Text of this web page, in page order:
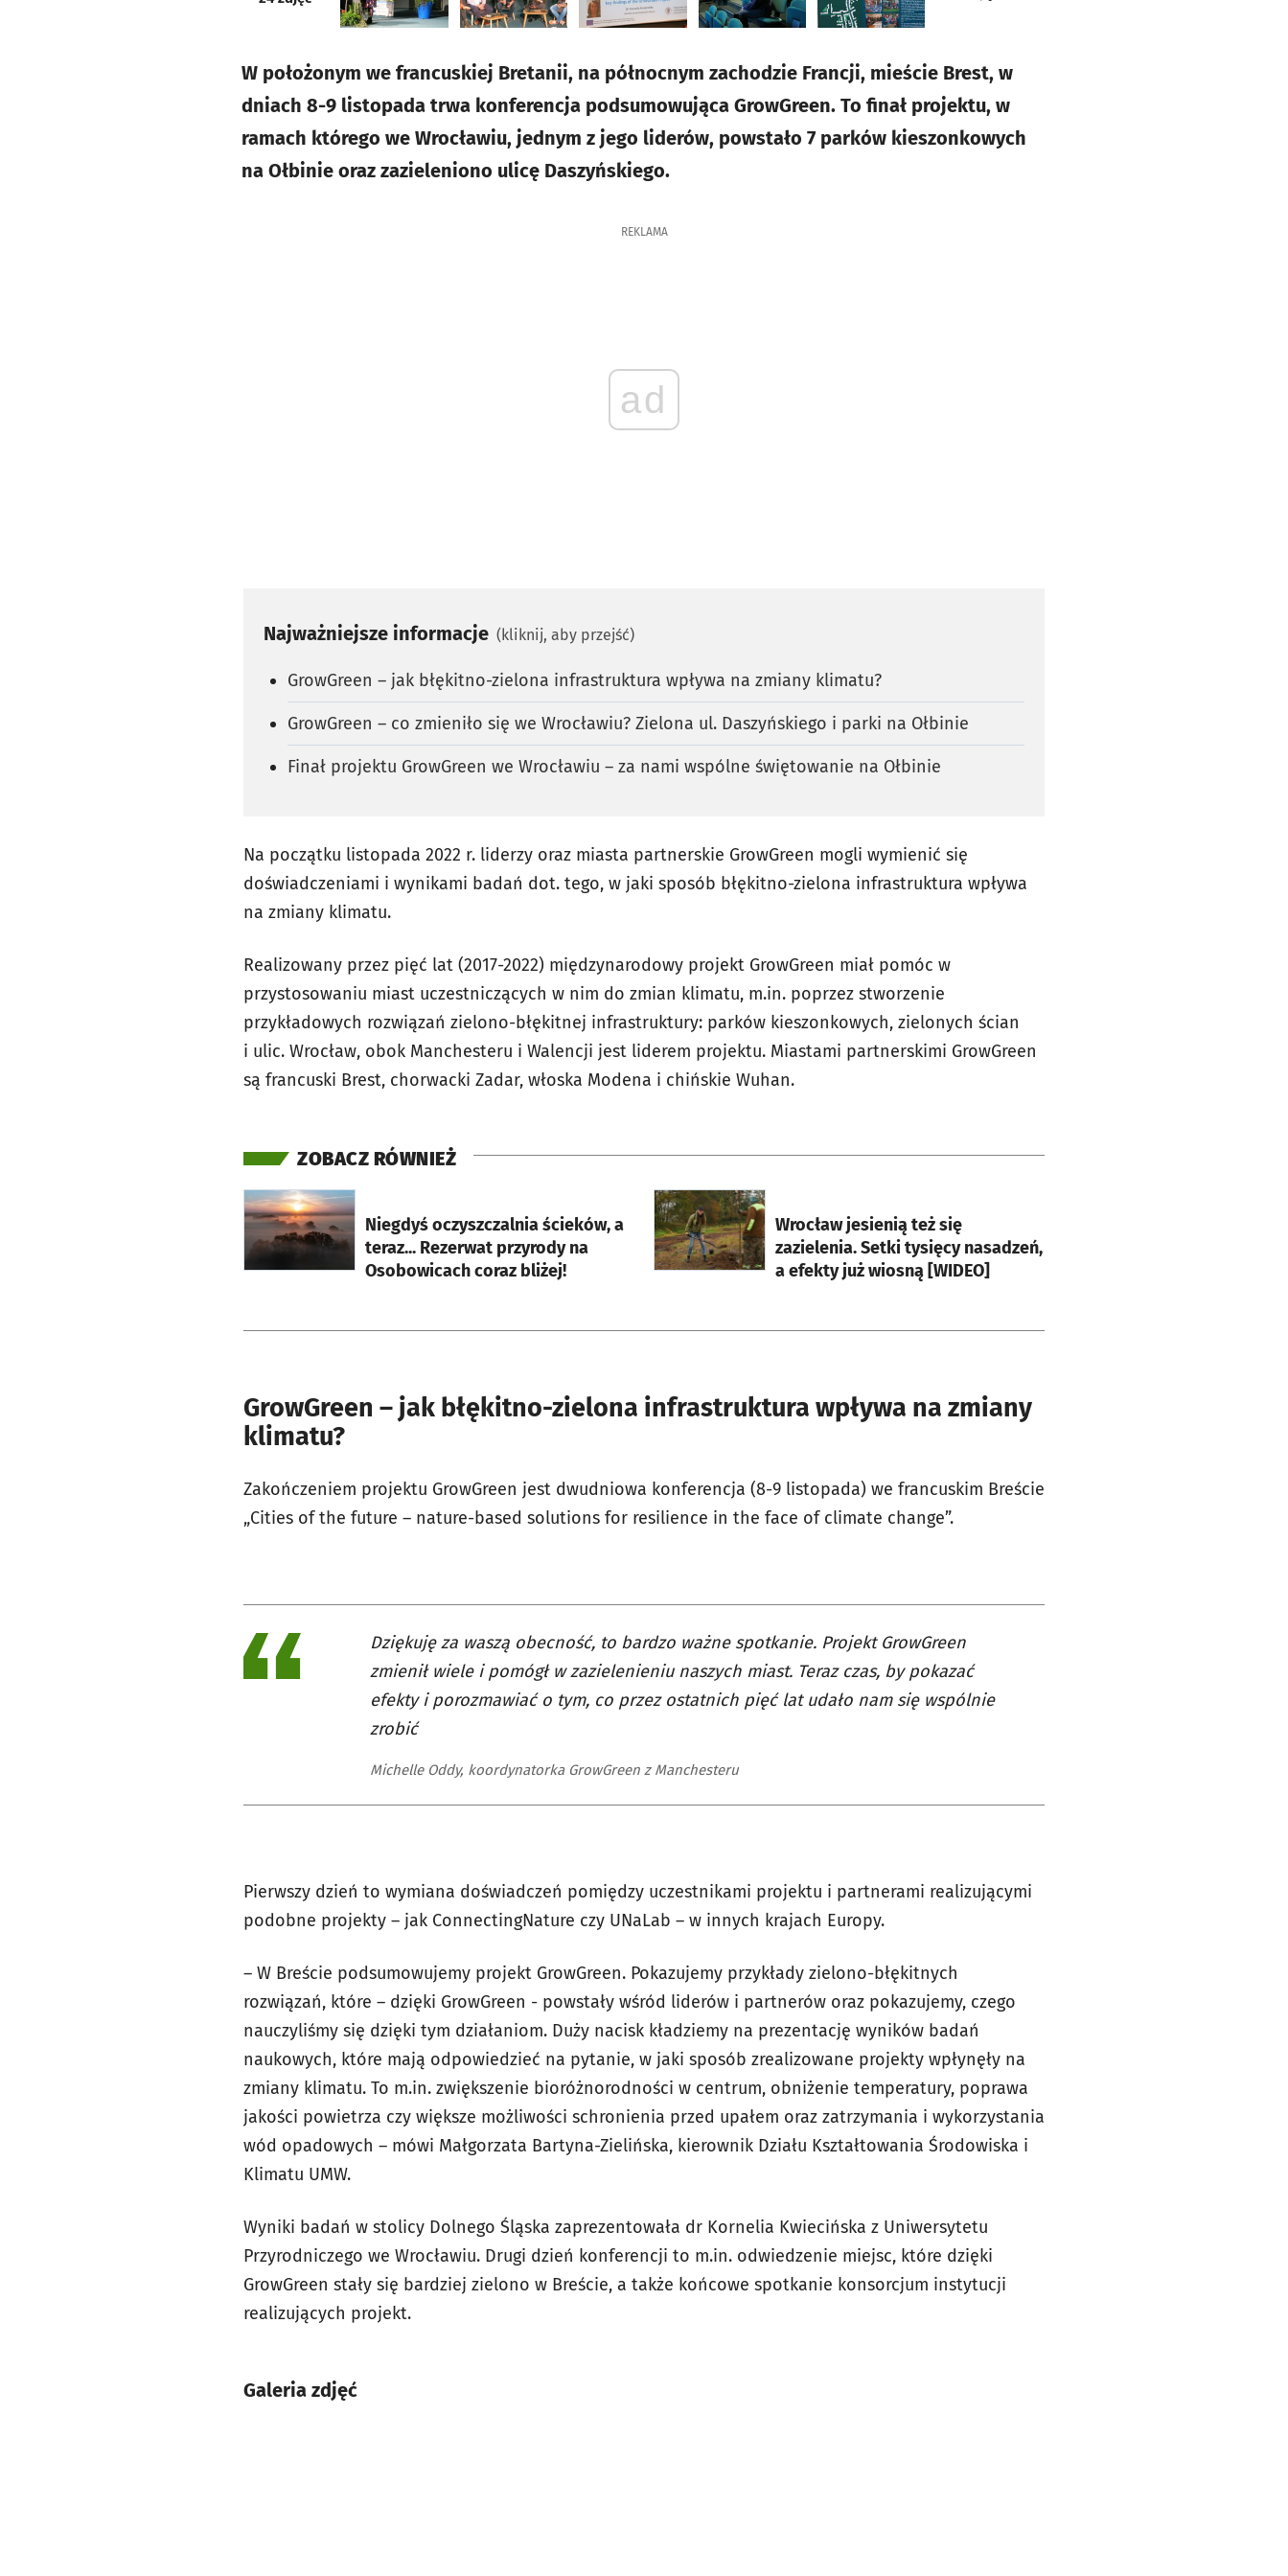
W położonym we francuskiej Bretanii, na północnym zachodzie Francji, mieście Brest, w
dniach 8-9 listopada trwa konferencja podsumowująca GrowGreen. To finał projektu, w
ramach którego we Wrocławiu, jednym z jego liderów, powstało 7 parków kieszonkowych
na Ołbinie oraz zazieleniono ulicę Daszyńskiego.
REKLAMA
ad
Najważniejsze informacje (kliknij, aby przejść)
GrowGreen – jak błękitno-zielona infrastruktura wpływa na zmiany klimatu?
GrowGreen – co zmieniło się we Wrocławiu? Zielona ul. Daszyńskiego i parki na Ołbinie
Finał projektu GrowGreen we Wrocławiu – za nami wspólne świętowanie na Ołbinie
Na początku listopada 2022 r. liderzy oraz miasta partnerskie GrowGreen mogli wymienić się
doświadczeniami i wynikami badań dot. tego, w jaki sposób błękitno-zielona infrastruktura wpływa
na zmiany klimatu.
Realizowany przez pięć lat (2017-2022) międzynarodowy projekt GrowGreen miał pomóc w
przystosowaniu miast uczestniczących w nim do zmian klimatu, m.in. poprzez stworzenie
przykładowych rozwiązań zielono-błękitnej infrastruktury: parków kieszonkowych, zielonych ścian
i ulic. Wrocław, obok Manchesteru i Walencji jest liderem projektu. Miastami partnerskimi GrowGreen
są francuski Brest, chorwacki Zadar, włoska Modena i chińskie Wuhan.
ZOBACZ RÓWNIEŻ
Niegdyś oczyszczalnia ścieków, a
teraz... Rezerwat przyrody na
Osobowicach coraz bliżej!
otworzy się w nowej karcie
Wrocław jesienią też się
zazielenia. Setki tysięcy nasadzeń,
a efekty już wiosną [WIDEO]
otworzy się w nowej karcie
GrowGreen – jak błękitno-zielona infrastruktura wpływa na zmiany
klimatu?
Zakończeniem projektu GrowGreen jest dwudniowa konferencja (8-9 listopada) we francuskim Breście
„Cities of the future – nature-based solutions for resilience in the face of climate change”.
Dziękuję za waszą obecność, to bardzo ważne spotkanie. Projekt GrowGreen
zmienił wiele i pomógł w zazielenieniu naszych miast. Teraz czas, by pokazać
efekty i porozmawiać o tym, co przez ostatnich pięć lat udało nam się wspólnie
zrobić
Michelle Oddy, koordynatorka GrowGreen z Manchesteru
Pierwszy dzień to wymiana doświadczeń pomiędzy uczestnikami projektu i partnerami realizującymi
podobne projekty – jak ConnectingNature czy UNaLab – w innych krajach Europy.
– W Breście podsumowujemy projekt GrowGreen. Pokazujemy przykłady zielono-błękitnych
rozwiązań, które – dzięki GrowGreen - powstały wśród liderów i partnerów oraz pokazujemy, czego
nauczyliśmy się dzięki tym działaniom. Duży nacisk kładziemy na prezentację wyników badań
naukowych, które mają odpowiedzieć na pytanie, w jaki sposób zrealizowane projekty wpłynęły na
zmiany klimatu. To m.in. zwiększenie bioróżnorodności w centrum, obniżenie temperatury, poprawa
jakości powietrza czy większe możliwości schronienia przed upałem oraz zatrzymania i wykorzystania
wód opadowych – mówi Małgorzata Bartyna-Zielińska, kierownik Działu Kształtowania Środowiska i
Klimatu UMW.
Wyniki badań w stolicy Dolnego Śląska zaprezentowała dr Kornelia Kwiecińska z Uniwersytetu
Przyrodniczego we Wrocławiu. Drugi dzień konferencji to m.in. odwiedzenie miejsc, które dzięki
GrowGreen stały się bardziej zielono w Breście, a także końcowe spotkanie konsorcjum instytucji
realizujących projekt.
Galeria zdjęć